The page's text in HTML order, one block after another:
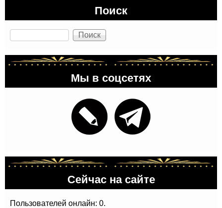
Поиск
Поиск
Мы в соцсетях
Сейчас на сайте
Пользователей онлайн: 0.